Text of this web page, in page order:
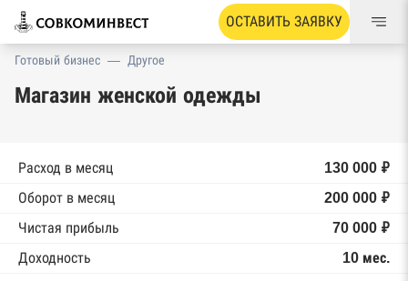
ОСТАВИТЬ ЗАЯВКУ
Готовый бизнес — Другое
Магазин женской одежды
Расход в месяц
130 000 ₽
Оборот в месяц
200 000 ₽
Чистая прибыль
70 000 ₽
Доходность
10 мес.